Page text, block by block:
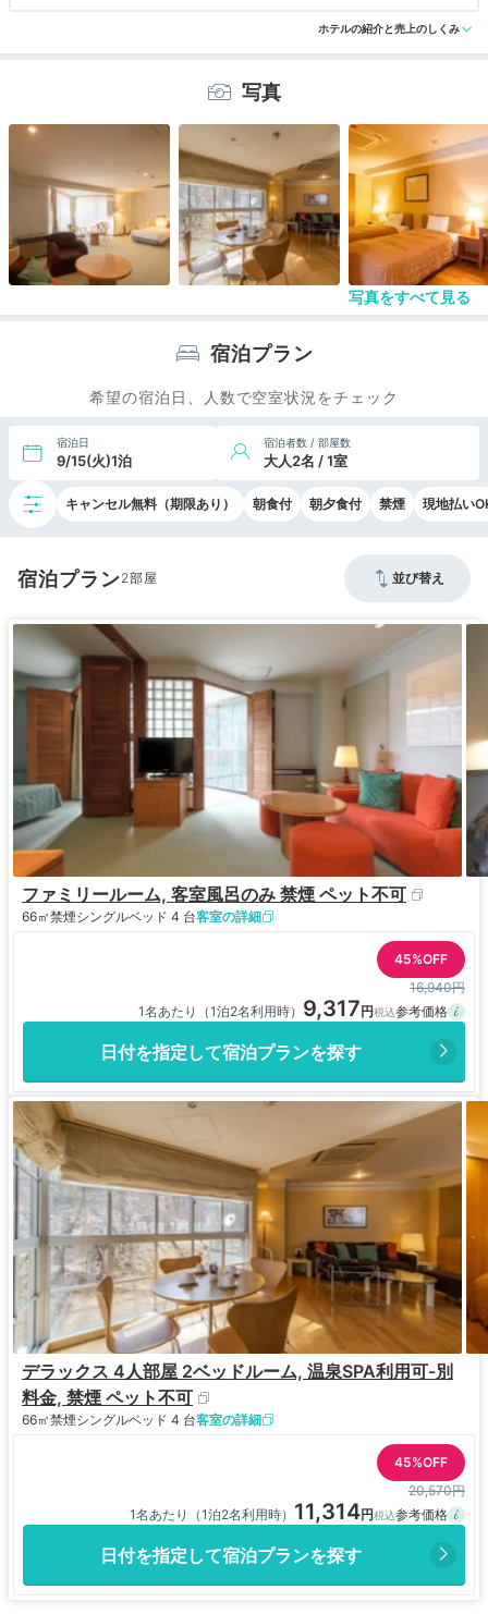
アクセス 3.0 コスパ 3.5 客室 3.0 接客対応 3.0 風呂 3.0
ホテルの紹介と売上のしくみ
写真
写真をすべて見る
宿泊プラン
希望の宿泊日、人数で空室状況をチェック
宿泊日
9/15(火)1泊
宿泊者数 / 部屋数
大人2名 / 1室
キャンセル無料（期限あり） 朝食付 朝夕食付 禁煙 現地払い
宿泊プラン2 並び替え
ファミリールーム, 客室風呂のみ 禁煙 ペット不可
66㎡禁煙シングルベッド 4 台客室の詳細
45%OFF
16,940円
1名あたり（1泊2名利用時） 9,317
日付を指定して宿泊プランを探す
デラックス 4人部屋 2ベッドルーム, 温泉SPA利用可-別
料金, 禁煙 ペット不可
66㎡禁煙シングルベッド 4 台客室の詳細
45%OFF
20,570円
1名あたり（1泊2名利用時） 11,314
日付を指定して宿泊プランを探す